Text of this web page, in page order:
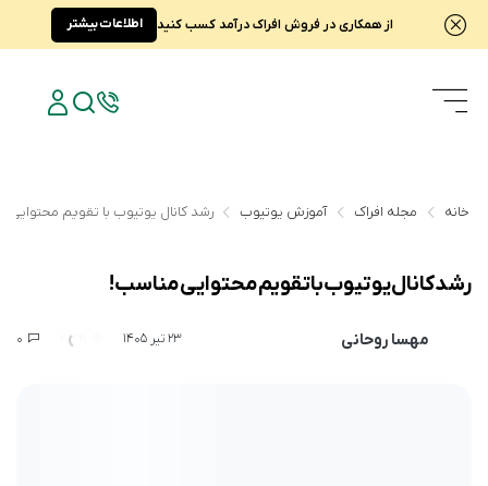
از همکاری در فروش افراک درآمد کسب کنید اطلاعات بیشتر
خانه مجله افراک آموزش یوتیوب رشد کانال یوتیوب با تقویم محتوایی
رشد کانال یوتیوب با تقویم محتوایی مناسب!
مهسا روحانی 23 تیر 1405